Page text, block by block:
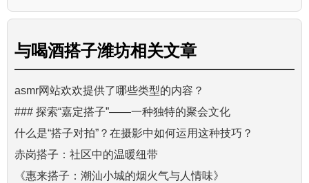
与喝酒搭子潍坊相关文章
asmr网站欢欢提供了哪些类型的内容？
### 探索“嘉定搭子”——一种独特的聚会文化
什么是“搭子对拍”？在摄影中如何运用这种技巧？
赤岗搭子：社区中的温暖纽带
《惠来搭子：潮汕小城的烟火气与人情味》